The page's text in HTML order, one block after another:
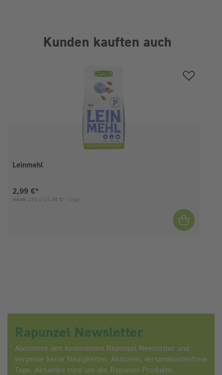
Kunden kauften auch
Leinmehl
Aktueller Preis:
2,99 €*
Inhalt: 250 g (11,96 €* / 1kg)
Rapunzel Newsletter
Abonniere den kostenlosen Rapunzel Newsletter und
verpasse keine Neuigkeiten, Aktionen, versandkostenfreie
Tage, Aktuelles rund um die Rapunzel Produkte,